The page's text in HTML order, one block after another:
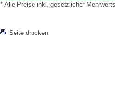
* Alle Preise inkl. gesetzlicher
Seite drucken